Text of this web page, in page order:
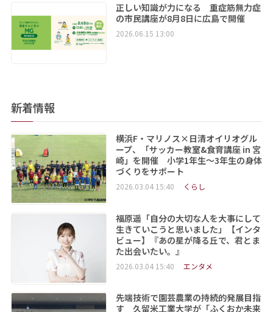
正しい知識が力になる 重症筋無力症
の市民講座が8月8日に広島で開催
2026.06.15 13:00
新着情報
横浜F・マリノス×日清オイリオグル
ープ、「サッカー教室&食育講座 in 宮
崎」を開催 小学1年生～3年生の身体
づくりをサポート
2026.03.04 15:40 くらし
福原遥「自分の大切な人を大事にして
生きていこうと思いました」【インタ
ビュー】『あの星が降る丘で、君とま
た出会いたい。』
2026.03.04 15:40 エンタメ
先端技術で園芸農業の持続的発展目指
す 久留米工業大学が「ふくおか未来